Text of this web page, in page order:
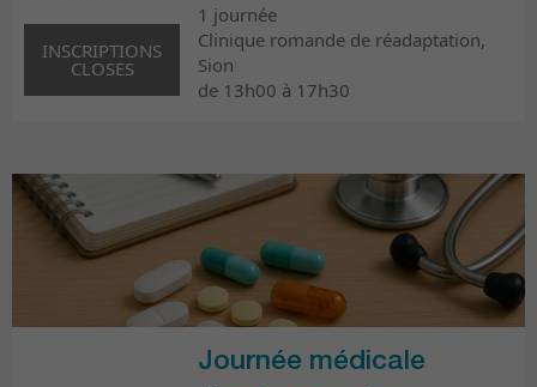
INSCRIPTIONS
CLOSES
1 journée
Clinique romande de réadaptation,
Sion
de 13h00 à 17h30
Journée médicale